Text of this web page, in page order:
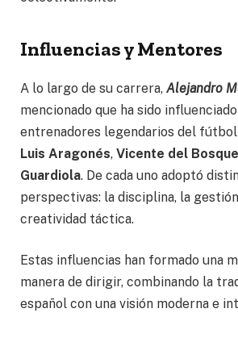
Influencias y Mentores
A lo largo de su carrera, Alejandro
mencionado que ha sido
entrenadores legendarios del fútbol
Luis Aragonés, Vicente del Bosque
Guardiola. De cada uno adoptó
perspectivas: la disciplina, la
creatividad táctica.
Estas influencias han formado una
manera de dirigir, combinando la
español con una visión moderna e